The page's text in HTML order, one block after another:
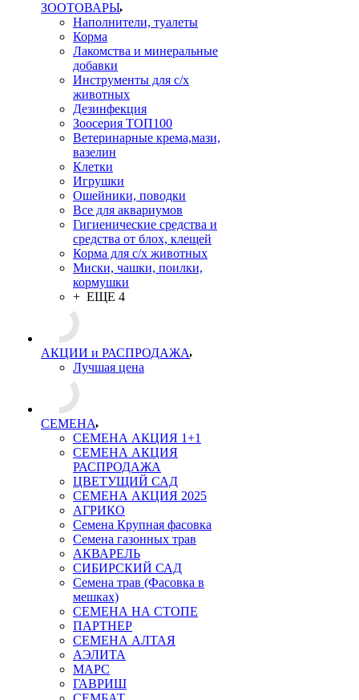
ЗООТОВАРЫ
Наполнители, туалеты
Корма
Лакомства и минеральные
добавки
Инструменты для с/х
животных
Дезинфекция
Зоосерия ТОП100
Ветеринарные крема,мази,
вазелин
Клетки
Игрушки
Ошейники, поводки
Все для аквариумов
Гигиенические средства и
средства от блох, клещей
Корма для с/х животных
Миски, чашки, поилки,
кормушки
+ ЕЩЕ 4
АКЦИИ и РАСПРОДАЖА
Лучшая цена
СЕМЕНА
СЕМЕНА АКЦИЯ 1+1
СЕМЕНА АКЦИЯ
РАСПРОДАЖА
ЦВЕТУЩИЙ САД
СЕМЕНА АКЦИЯ 2025
АГРИКО
Семена Крупная фасовка
Семена газонных трав
АКВАРЕЛЬ
СИБИРСКИЙ САД
Семена трав (Фасовка в
мешках)
СЕМЕНА НА СТОПЕ
ПАРТНЕР
СЕМЕНА АЛТАЯ
АЭЛИТА
МАРС
ГАВРИШ